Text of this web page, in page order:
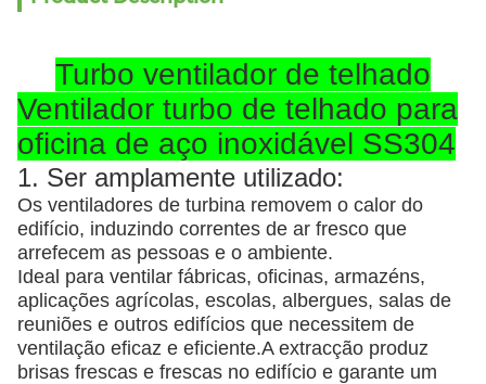
Turbo ventilador de telhado
Ventilador turbo de telhado para
oficina de aço inoxidável SS304
1. Ser amplamente utilizado:
Os ventiladores de turbina removem o calor do
edifício, induzindo correntes de ar fresco que
arrefecem as pessoas e o ambiente.
Ideal para ventilar fábricas, oficinas, armazéns,
aplicações agrícolas, escolas, albergues, salas de
reuniões e outros edifícios que necessitem de
ventilação eficaz e eficiente.A extracção produz
brisas frescas e frescas no edifício e garante um